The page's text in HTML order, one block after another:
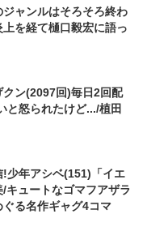
ジャンルはそろそろ終わ
を経て樋口毅宏に語っ
クン(2097回)毎日2回配
と怒られたけど.../植田
!少年アシベ(151)「イエ
キュートなゴマフアザラ
る名作ギャグ4コマ